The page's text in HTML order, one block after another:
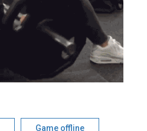
Game offline